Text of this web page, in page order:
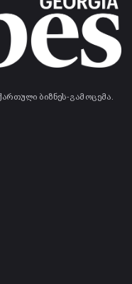
ბიზნეს-გამოცემა.